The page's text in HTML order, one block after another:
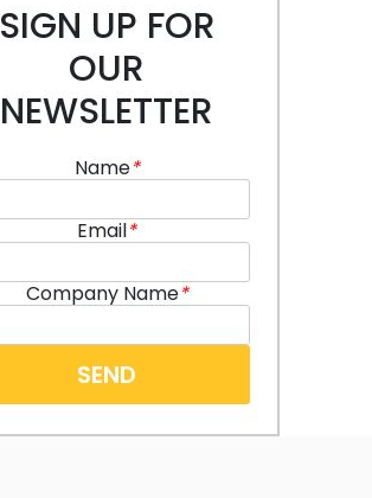
SIGN UP FOR
OUR
NEWSLETTER
Name*
Email*
Company Name*